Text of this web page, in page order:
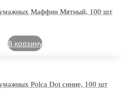
Маффин Мятный, 100 шт
В корзину
Polca Dot синие, 100 шт